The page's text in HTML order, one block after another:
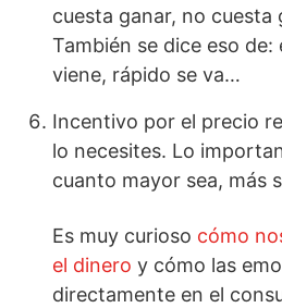
cuesta ganar, no cuesta
También se dice eso
viene, rápido se va…
Incentivo por el precio
lo necesites. Lo
cuanto mayor sea, más
Es muy curioso cómo
el dinero y cómo las
directamente en el